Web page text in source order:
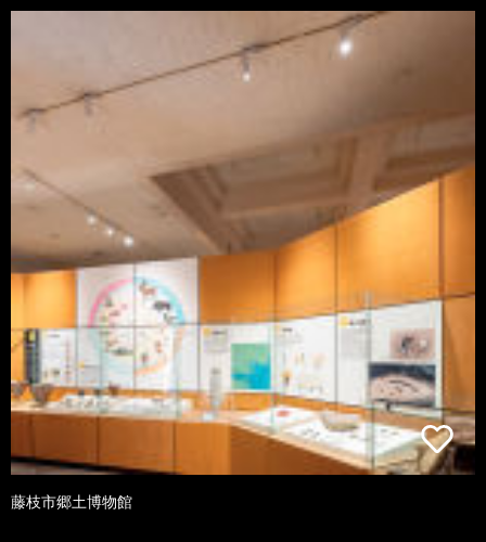
藤枝市郷土博物館